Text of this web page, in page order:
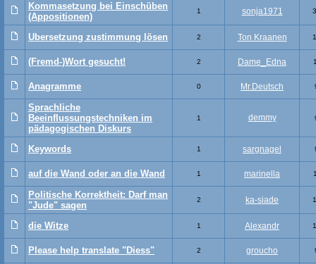
Kommasetzung bei Einschüben
(Appositionen)
1 sonja1971
Ubersetzung zustimmung lösen 2 Ton Kraanen
(Fremd-)Wort gesucht! 2 Dame_Edna
Anagramme 0 Mr.Deutsch
Sprachliche
Beeinflussungstechniken im
pädagogischen Diskurs
1 demmy
Keywords 1 sargnagel
auf die Wand oder an die Wand 1 marinella
Politische Korrektheit: Darf man
"Jude" sagen
2 ka-siade
die Witze 1 Alexandr
Please help translate "Diess" 2 groucho